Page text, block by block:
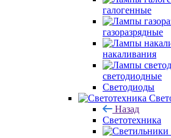
галогенные
газоразрядные
накаливания
светодиодные
Светодиоды
Назад
Светотехника